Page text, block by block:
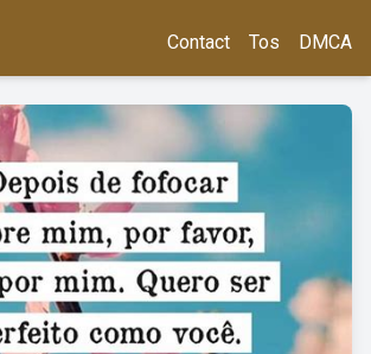
Contact Tos DMCA